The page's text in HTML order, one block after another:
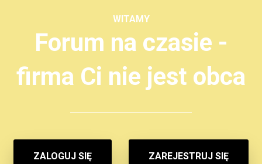
WITAMY
Forum na czasie -
firma Ci nie jest obca
ZALOGUJ SIĘ ZAREJESTRUJ SIĘ